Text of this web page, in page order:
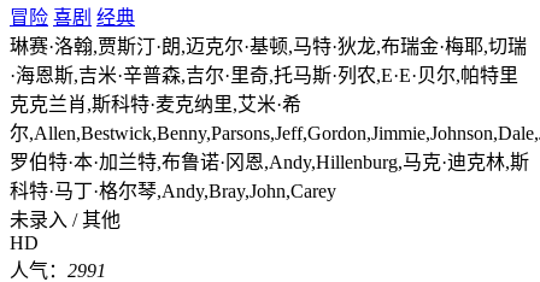
冒险 喜剧 经典
琳赛·洛翰,贾斯汀·朗,迈克尔·基顿,马特·狄龙,布瑞金·梅耶,切瑞
·海恩斯,吉米·辛普森,吉尔·里奇,托马斯·列农,E·E·贝尔,帕特里
克克兰肖,斯科特·麦克纳里,艾米·希
尔
罗伯特·本·加兰特,布鲁诺·冈恩,Andy,Hillenburg,马克·迪克林,斯
科特·马丁·格尔琴,Andy,Bray,John,Carey
未录入 / 其他
HD
人气： 2991